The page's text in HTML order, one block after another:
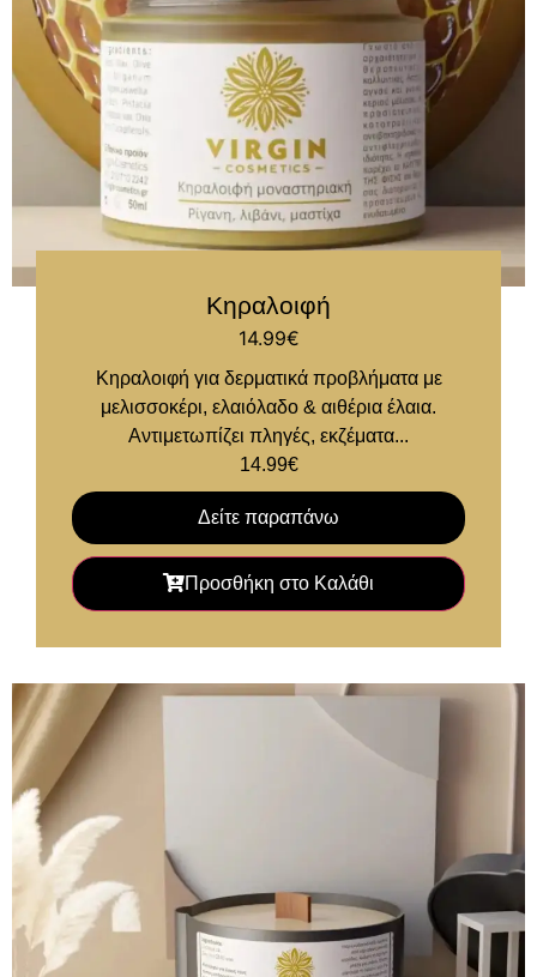
Κηραλοιφή
14.99€
Κηραλοιφή για δερματικά προβλήματα με
μελισσοκέρι, ελαιόλαδο & αιθέρια έλαια.
Αντιμετωπίζει πληγές, εκζέματα...
14.99€
Δείτε παραπάνω
Προσθήκη στο Καλάθι